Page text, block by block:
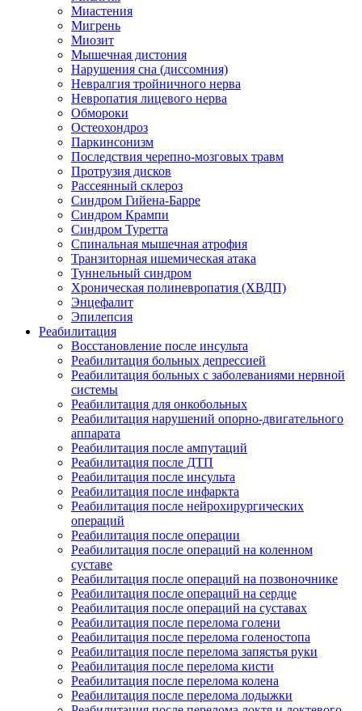
Миастения
Мигрень
Миозит
Мышечная дистония
Нарушения сна (диссомния)
Невралгия тройничного нерва
Невропатия лицевого нерва
Обмороки
Остеохондроз
Паркинсонизм
Последствия черепно-мозговых травм
Протрузия дисков
Рассеянный склероз
Синдром Гийена-Барре
Синдром Крампи
Синдром Туретта
Спинальная мышечная атрофия
Транзиторная ишемическая атака
Туннельный синдром
Хроническая полиневропатия (ХВДП)
Энцефалит
Эпилепсия
Реабилитация
Восстановление после инсульта
Реабилитация больных депрессией
Реабилитация больных с заболеваниями нервной
системы
Реабилитация для онкобольных
Реабилитация нарушений опорно-двигательного
аппарата
Реабилитация после ампутаций
Реабилитация после ДТП
Реабилитация после инсульта
Реабилитация после инфаркта
Реабилитация после нейрохирургических
операций
Реабилитация после операции
Реабилитация после операций на коленном
суставе
Реабилитация после операций на позвоночнике
Реабилитация после операций на сердце
Реабилитация после операций на суставах
Реабилитация после перелома голени
Реабилитация после перелома голеностопа
Реабилитация после перелома запястья руки
Реабилитация после перелома кисти
Реабилитация после перелома колена
Реабилитация после перелома лодыжки